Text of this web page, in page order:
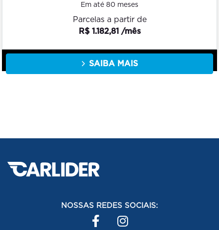
Em até 80 meses
Parcelas a partir de
R$ 1.182,81 /mês
SAIBA MAIS
NOSSAS REDES SOCIAIS: